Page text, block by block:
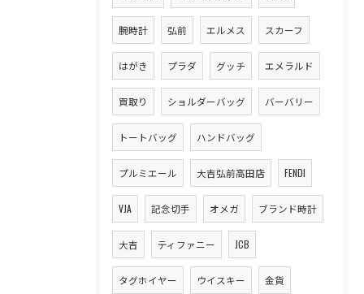
腕時計 弘前 エルメス スカーフ
はがき プラダ グッチ エメラルド
買取り ショルダーバッグ バーバリー
トートバッグ ハンドバッグ
プルミエール 大吉弘前高田店 FENDI
VJA 記念切手 オメガ ブランド時計
大吉 ティファニー JCB
タグホイヤー ウイスキー 金貨